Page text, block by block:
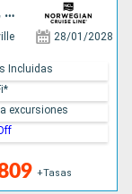
BAHAMAS, REPÚBLICA DOMINICANA, PUERTO RICO, ESTADOS UNIDOS
28/01/2028
+Tasas
Incluidas
excursiones